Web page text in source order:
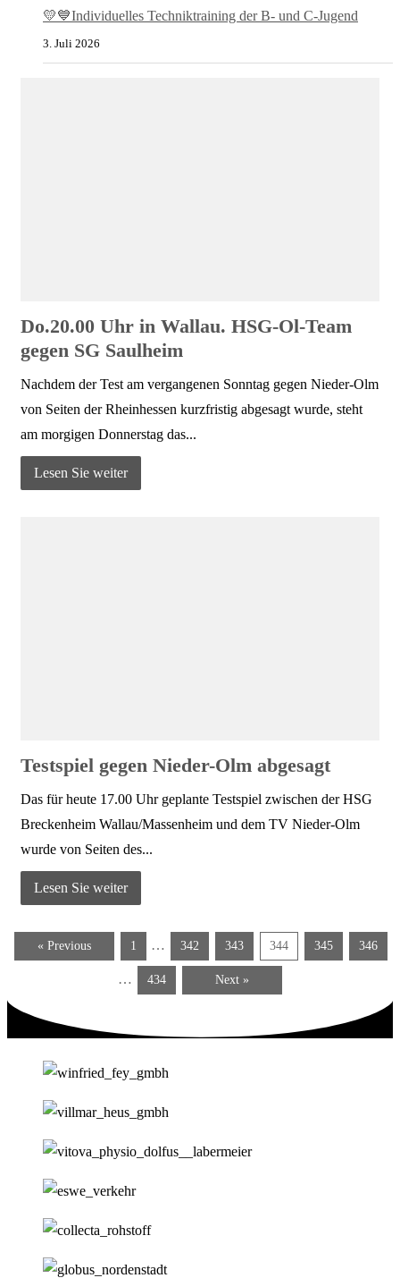
💛💙Individuelles Techniktraining der B- und C-Jugend
3. Juli 2026
Do.20.00 Uhr in Wallau. HSG-Ol-Team
gegen SG Saulheim
Nachdem der Test am vergangenen Sonntag gegen Nieder-Olm
von Seiten der Rheinhessen kurzfristig abgesagt wurde, steht
am morgigen Donnerstag das...
Lesen Sie weiter
Testspiel gegen Nieder-Olm abgesagt
Das für heute 17.00 Uhr geplante Testspiel zwischen der HSG
Breckenheim Wallau/Massenheim und dem TV Nieder-Olm
wurde von Seiten des...
Lesen Sie weiter
« Previous 1 … 342 343 344 345 346
… 434 Next »